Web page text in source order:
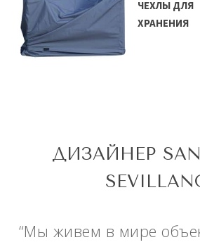
ЧЕХЛЫ ДЛЯ
ХРАНЕНИЯ
ДИЗАЙНЕР
“Мы живем в мире